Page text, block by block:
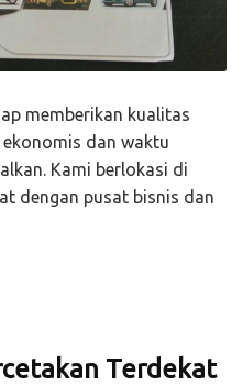
memberikan kualitas
dan waktu
Kami berlokasi di
dengan pusat bisnis dan
Terdekat